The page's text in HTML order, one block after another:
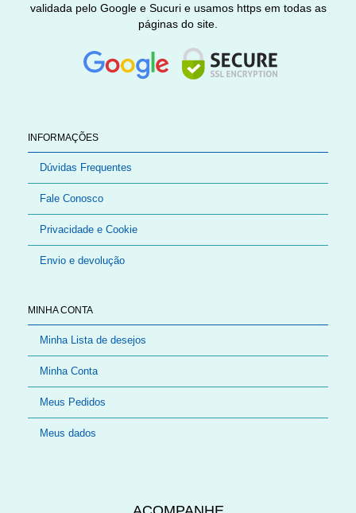
INFORMAÇÕES
Dúvidas Frequentes
Fale Conosco
Privacidade e Cookie
Envio e devolução
MINHA CONTA
Minha Lista de desejos
Minha Conta
Meus Pedidos
Meus dados
validada pelo Google e Sucuri e usamos https em todas as
páginas do site.